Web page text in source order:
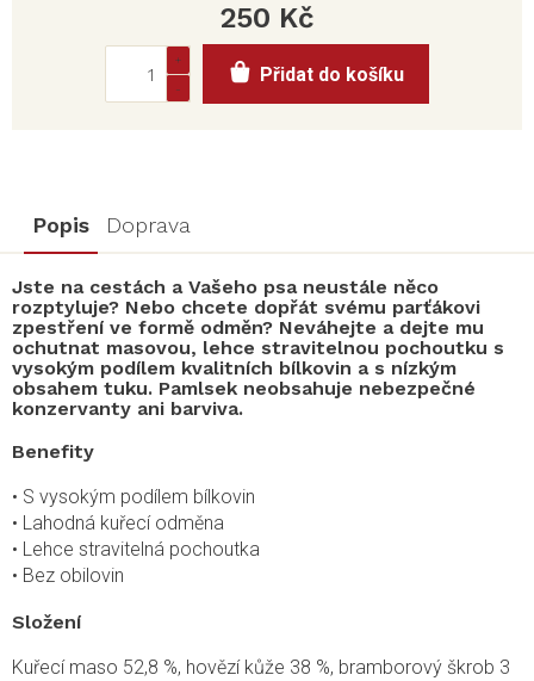
250 Kč
cena:
Přidat do košíku
Popis Doprava
Jste na cestách a Vašeho psa neustále něco
rozptyluje? Nebo chcete dopřát svému parťákovi
zpestření ve formě odměn? Neváhejte a dejte mu
ochutnat masovou, lehce stravitelnou pochoutku s
vysokým podílem kvalitních bílkovin a s nízkým
obsahem tuku. Pamlsek neobsahuje nebezpečné
konzervanty ani barviva.
Benefity
• S vysokým podílem bílkovin
• Lahodná kuřecí odměna
• Lehce stravitelná pochoutka
• Bez obilovin
Složení
Kuřecí maso 52,8 %, hovězí kůže 38 %, bramborový škrob 3